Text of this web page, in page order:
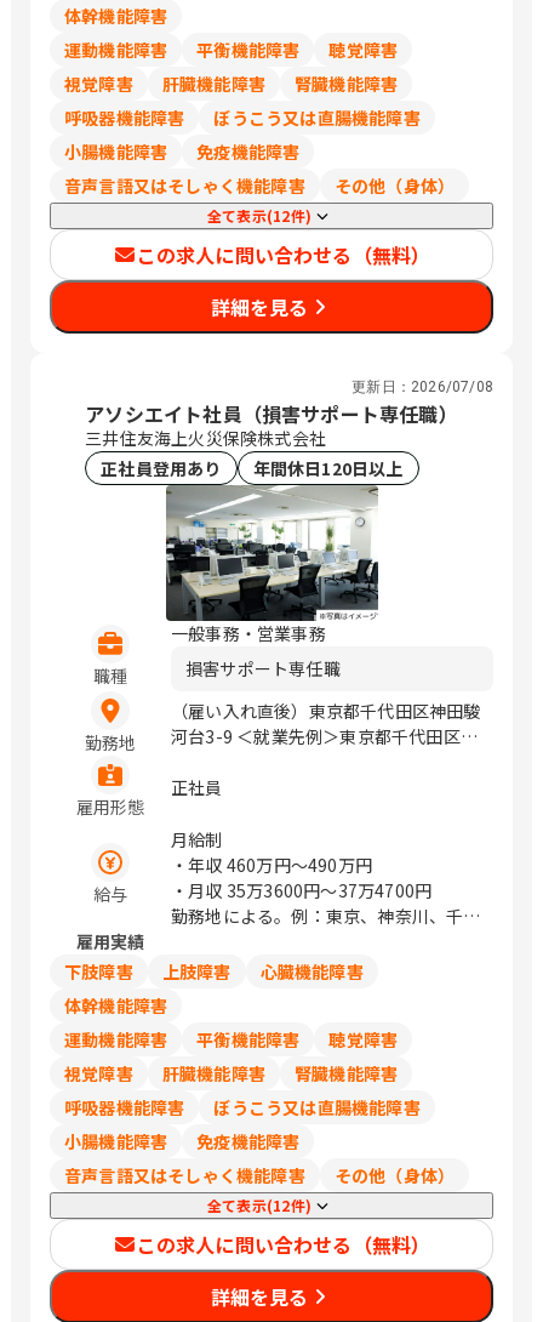
体幹機能障害
運動機能障害
平衡機能障害
聴覚障害
視覚障害
肝臓機能障害
腎臓機能障害
呼吸器機能障害
ぼうこう又は直腸機能障害
小腸機能障害
免疫機能障害
音声言語又はそしゃく機能障害
その他（身体）
全て表示(12件)
この求人に問い合わせる（無料）
詳細を見る
更新日： 2026/07/08
アソシエイト社員（損害サポート専任職）
三井住友海上火災保険株式会社
正社員登用あり
年間休日120日以上
職種
一般事務・営業事務
損害サポート専任職
勤務地
（雇い入れ直後）東京都千代田区神田駿
河台3-9 ＜就業先例＞東京都千代田区神
町
雇用形態
正社員
給与
月給制
・年収 460万円〜490万円
・月収 35万3600円〜37万4700円
勤務地による。例：東京、神奈川、千
雇用実績
下肢障害
上肢障害
心臓機能障害
体幹機能障害
運動機能障害
平衡機能障害
聴覚障害
視覚障害
肝臓機能障害
腎臓機能障害
呼吸器機能障害
ぼうこう又は直腸機能障害
小腸機能障害
免疫機能障害
音声言語又はそしゃく機能障害
その他（身体）
全て表示(12件)
この求人に問い合わせる（無料）
詳細を見る